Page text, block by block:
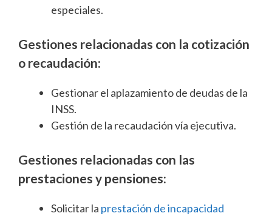
especiales.
Gestiones relacionadas con la cotización
o recaudación:
Gestionar el aplazamiento de deudas de la
INSS.
Gestión de la recaudación vía ejecutiva.
Gestiones relacionadas con las
prestaciones y pensiones:
Solicitar la prestación de incapacidad